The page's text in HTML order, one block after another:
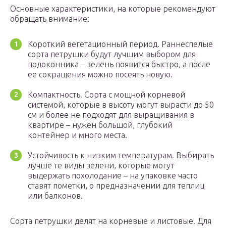
Основные характеристики, на которые рекомендуют
обращать внимание:
Короткий вегетационный период. Раннеспелые
сорта петрушки будут лучшим выбором для
подоконника – зелень появится быстро, а после
ее сокращения можно посеять новую.
Компактность. Сорта с мощной корневой
системой, которые в высоту могут вырасти до 50
см и более не подходят для выращивания в
квартире – нужен большой, глубокий
контейнер и много места.
Устойчивость к низким температурам. Выбирать
лучше те виды зелени, которые могут
выдержать похолодание – на упаковке часто
ставят пометки, о предназначении для теплиц
или балконов.
Сорта петрушки делят на корневые и листовые. Для